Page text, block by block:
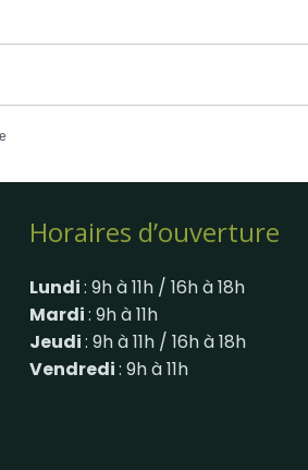
Horaires d’ouverture
Lundi: 9h à 11h / 16h à 18h
Mardi: 9h à 11h
Jeudi: 9h à 11h / 16h à 18h
Vendredi: 9h à 11h